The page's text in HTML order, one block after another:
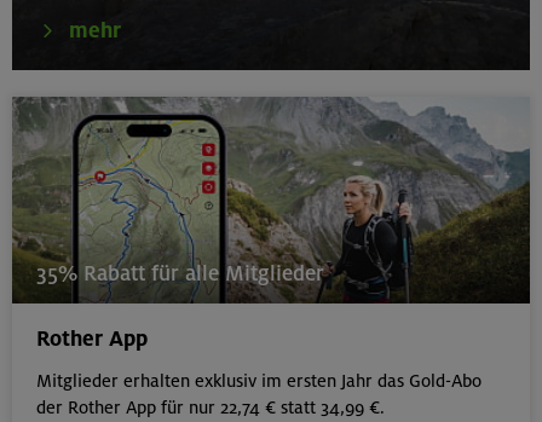
mehr
35% Rabatt für alle Mitglieder
Rother App
Mitglieder erhalten exklusiv im ersten Jahr das Gold-Abo
der Rother App für nur 22,74 € statt 34,99 €.